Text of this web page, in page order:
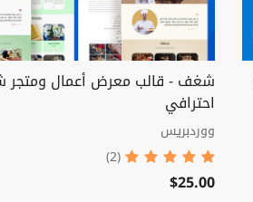
شغف - قالب معرض أعمال
احترافي
ووردبريس
(2)
$25.00